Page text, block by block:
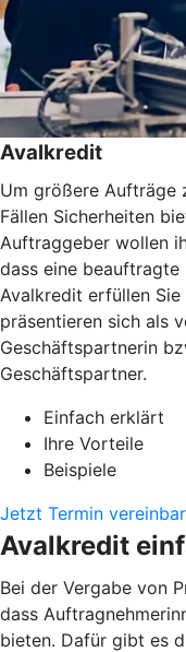
Avalkredit
Um größere Aufträge
Fällen Sicherheiten
Auftraggeber wollen
dass eine
Avalkredit erfüllen
präsentieren sich als
Geschäftspartnerin
Geschäftspartner.
Einfach erklärt
Ihre Vorteile
Beispiele
Jetzt Termin
Avalkredit
Bei der Vergabe von
dass
bieten. Dafür gibt es